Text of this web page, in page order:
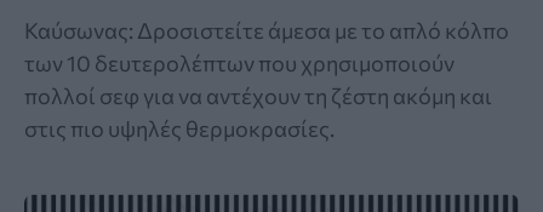
Καύσωνας: Δροσιστείτε άμεσα με το απλό κόλπο
των 10 δευτερολέπτων που χρησιμοποιούν
πολλοί σεφ για να αντέχουν τη ζέστη ακόμη και
στις πιο υψηλές θερμοκρασίες.